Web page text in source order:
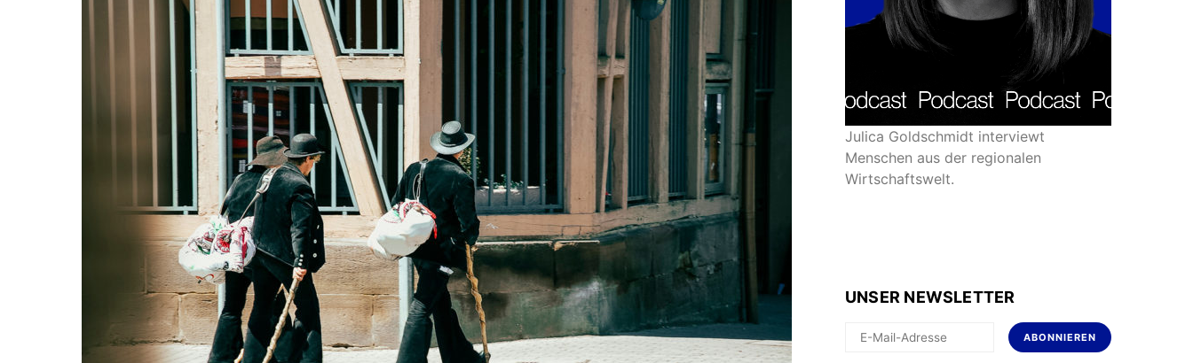
Julica Goldschmidt interviewt
Menschen aus der regionalen
Wirtschaftswelt.
UNSER NEWSLETTER
ABONNIEREN